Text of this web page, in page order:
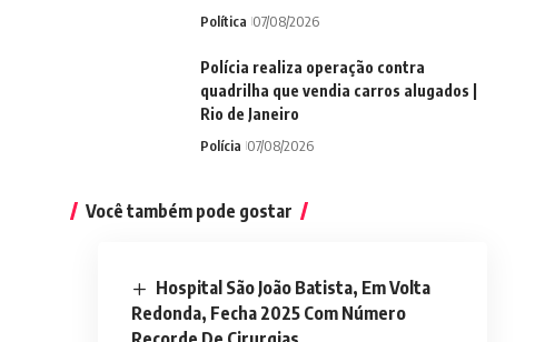
Política 07/08/2026
Polícia realiza operação contra
quadrilha que vendia carros alugados |
Rio de Janeiro
Polícia 07/08/2026
Você também pode gostar
Hospital São João Batista, Em Volta
Redonda, Fecha 2025 Com Número